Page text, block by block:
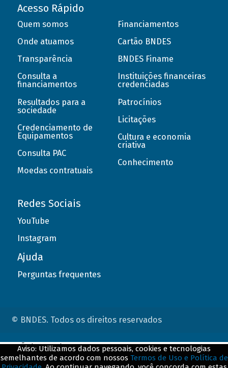
Acesso Rápido
Quem somos
Onde atuamos
Transparência
Consulta a
financiamentos
Resultados para a
sociedade
Credenciamento de
Equipamentos
Consulta PAC
Moedas contratuais
Financiamentos
Cartão BNDES
BNDES Finame
Instituições financeiras
credenciadas
Patrocínios
Licitações
Cultura e economia
criativa
Conhecimento
Redes Sociais
YouTube
Instagram
Ajuda
Perguntas frequentes
© BNDES. Todos os direitos reservados
Aviso: Utilizamos dados pessoais, cookies e tecnologias
semelhantes de acordo com nossos Termos de Uso e Política de
ConteÃºdo complementar
${title}${badge}